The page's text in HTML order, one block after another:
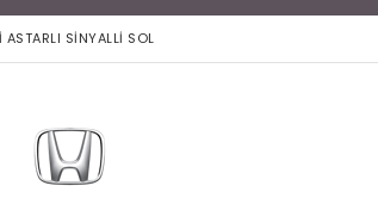
SİNYALLİ SOL